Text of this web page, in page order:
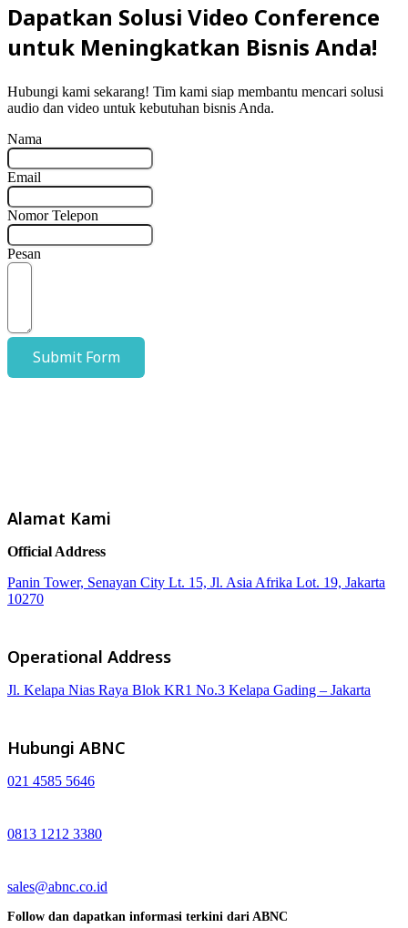
Dapatkan Solusi Video Conference
untuk Meningkatkan Bisnis Anda!
Hubungi kami sekarang! Tim kami siap membantu mencari solusi
audio dan video untuk kebutuhan bisnis Anda.
Nama
Email
Nomor Telepon
Pesan
Submit Form
Alamat Kami
Official Address
Panin Tower, Senayan City Lt. 15, Jl. Asia Afrika Lot. 19, Jakarta
10270
Operational Address
Jl. Kelapa Nias Raya Blok KR1 No.3 Kelapa Gading – Jakarta
Hubungi ABNC
021 4585 5646
0813 1212 3380
sales@abnc.co.id
Follow dan dapatkan informasi terkini dari ABNC